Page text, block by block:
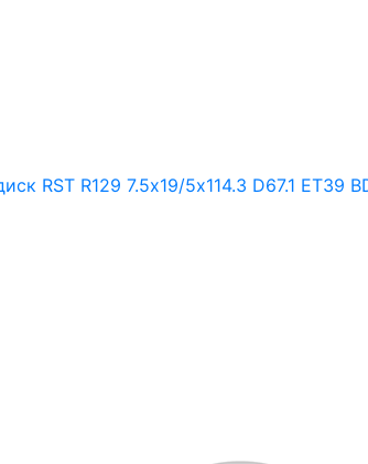
RST R129 7.5х19/5х114.3 D67.1 ET39